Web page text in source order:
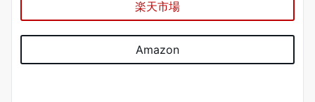
楽天市場
Amazon